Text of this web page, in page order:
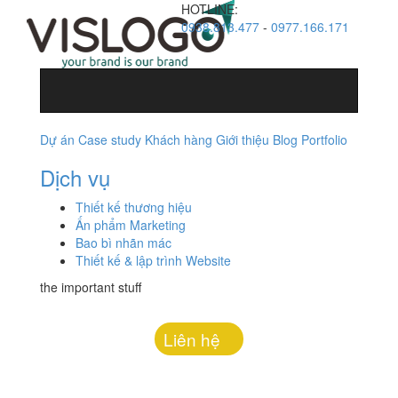
HOTLINE:
0938.813.477 -0977.166.171
Dự án Case study Khách hàng Giới thiệu Blog Portfolio
Dịch vụ
Thiết kế thương hiệu
Ấn phẩm Marketing
Bao bì nhãn mác
Thiết kế & lập trình Website
the important stuff
Liên hệ